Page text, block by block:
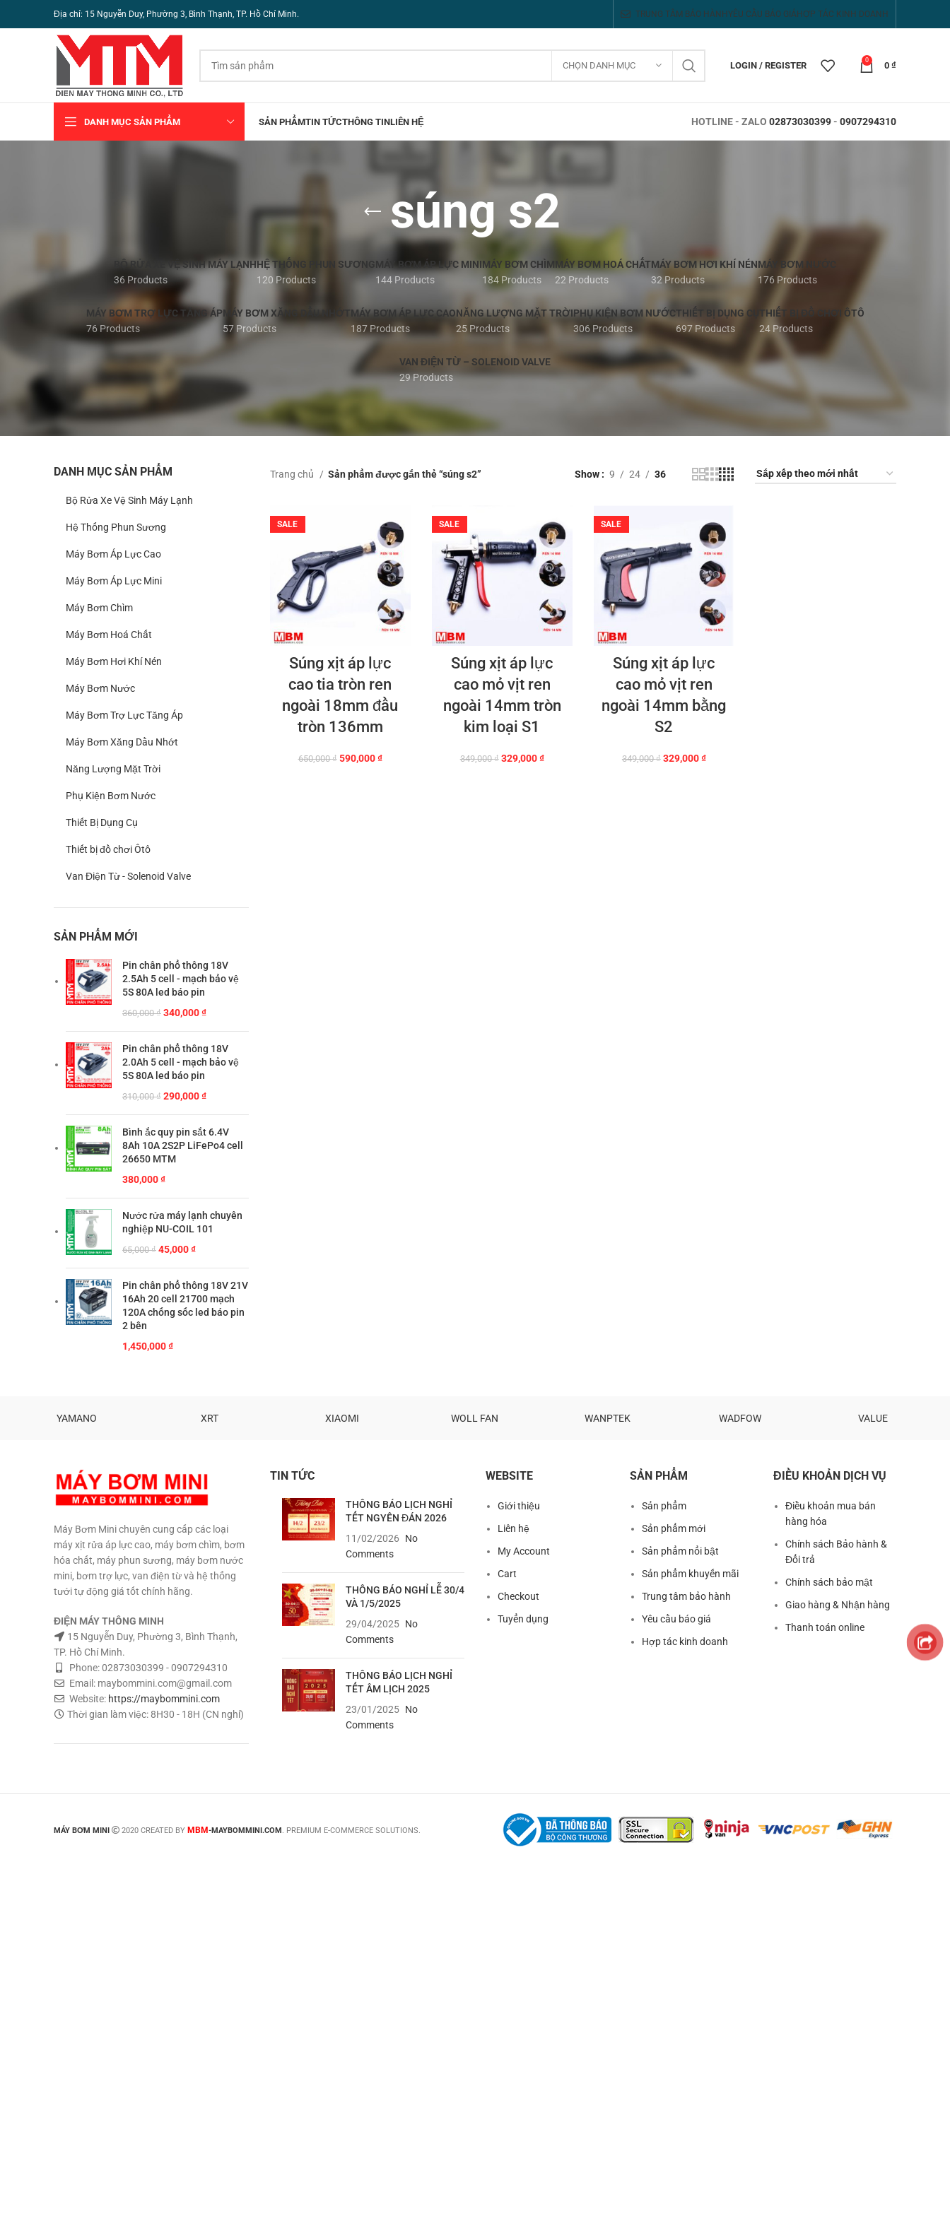
Địa chỉ: 15 Nguyễn Duy, Phường 3, Bình Thạnh, TP. Hồ Chí Minh. TRUNG TÂM BẢO HÀNH YÊU CẦU BÁO GIÁ HỢP TÁC KINH DOANH
CHỌN DANH MỤC LOGIN / REGISTER
0
0 ₫
DANH MỤC SẢN PHẨM SẢN PHẨMTIN TỨCTHÔNG TINLIÊN HỆ HOTLINE - ZALO 02873030399- 0907294310
súng s2
BỘ RỬA XE VỆ SINH MÁY LẠNH
36 Products
HỆ THỐNG PHUN SƯƠNG
120 Products
MÁY BƠM ÁP LỰC MINI
144 Products
MÁY BƠM CHÌM
184 Products
MÁY BƠM HOÁ CHẤT
22 Products
MÁY BƠM HƠI KHÍ NÉN
32 Products
MÁY BƠM NƯỚC
176 Products
MÁY BƠM TRỢ LỰC TĂNG ÁP
76 Products
MÁY BƠM XĂNG DẦU NHỚT
57 Products
MÁY BƠM ÁP LỰC CAO
187 Products
NĂNG LƯỢNG MẶT TRỜI
25 Products
PHỤ KIỆN BƠM NƯỚC
306 Products
THIẾT BỊ DỤNG CỤ
697 Products
THIẾT BỊ ĐỒ CHƠI ÔTÔ
24 Products
VAN ĐIỆN TỪ – SOLENOID VALVE
29 Products
DANH MỤC SẢN PHẨM
Bộ Rửa Xe Vệ Sinh Máy Lạnh
Hệ Thống Phun Sương
Máy Bơm Áp Lực Cao
Máy Bơm Áp Lực Mini
Máy Bơm Chìm
Máy Bơm Hoá Chất
Máy Bơm Hơi Khí Nén
Máy Bơm Nước
Máy Bơm Trợ Lực Tăng Áp
Máy Bơm Xăng Dầu Nhớt
Năng Lượng Mặt Trời
Phụ Kiện Bơm Nước
Thiết Bị Dụng Cụ
Thiết bị đồ chơi Ôtô
Van Điện Từ - Solenoid Valve
SẢN PHẨM MỚI
Pin chân phổ thông 18V
2.5Ah 5 cell - mạch bảo vệ
5S 80A led báo pin
360,000₫ Giá
là:
360,000 ₫.
340,000₫Giá
tại
là:
Pin chân phổ thông 18V
2.0Ah 5 cell - mạch bảo vệ
5S 80A led báo pin
310,000₫ Giá
310,000 ₫.
290,000₫Giá
tại
là:
Bình ắc quy pin sắt 6.4V
8Ah 10A 2S2P LiFePo4 cell
26650 MTM
380,000₫
Nước rửa máy lạnh chuyên
nghiệp NU-COIL 101
65,000₫ Giá
65,000 ₫.
45,000₫Giá
tại
là:
45,000 ₫.
Pin chân phổ thông 18V 21V
16Ah 20 cell 21700 mạch
120A chống sốc led báo pin
2 bên
1,450,000₫
Trang chủ Sản phẩm được gắn thẻ “súng s2” Show 9 24 36
SALE
Súng xịt áp lực
cao tia tròn ren
ngoài 18mm đầu
tròn 136mm
650,000₫ Giá
590,000₫Giá
SALE
Súng xịt áp lực
cao mỏ vịt ren
ngoài 14mm tròn
kim loại S1
349,000₫ Giá
329,000₫Giá
SALE
Súng xịt áp lực
cao mỏ vịt ren
ngoài 14mm bằng
S2
349,000₫ Giá
329,000₫Giá
YAMANO XRT XIAOMI WOLL FAN WANPTEK WADFOW VALUE
Máy Bơm Mini chuyên cung cấp các loại
máy xịt rửa áp lực cao, máy bơm chìm, bơm
hóa chất, máy phun sương, máy bơm nước
mini, bơm trợ lực, van điện từ và hệ thống
tưới tự động giá tốt chính hãng.
ĐIỆN MÁY THÔNG MINH
15 Nguyễn Duy, Phường 3, Bình Thạnh,
TP. Hồ Chí Minh.
Phone: 02873030399 - 0907294310
Email: maybommini.com@gmail.com
Website: https://maybommini.com
Thời gian làm việc: 8H30 - 18H (CN nghỉ)
TIN TỨC
THÔNG BÁO LỊCH NGHỈ
TẾT NGYÊN ĐÁN 2026
11/02/2026
No
Comments
THÔNG BÁO NGHỈ LỄ 30/4
VÀ 1/5/2025
29/04/2025 No
Comments
THÔNG BÁO LỊCH NGHỈ
TẾT ÂM LỊCH 2025
23/01/2025 No
Comments
WEBSITE
Giới thiệu
Liên hệ
My Account
Cart
Checkout
Tuyển dụng
SẢN PHẨM
Sản phẩm
Sản phẩm mới
Sản phẩm nổi bật
Sản phẩm khuyến mãi
Trung tâm bảo hành
Yêu cầu báo giá
Hợp tác kinh doanh
ĐIỀU KHOẢN DỊCH VỤ
Điều khoản mua bán
hàng hóa
Chính sách Bảo hành &
Đổi trả
Chính sách bảo mật
Giao hàng & Nhận hàng
Thanh toán online
MÁY BƠM MINI 2020 CREATED BY MBM-MAYBOMMINI.COM . PREMIUM E-COMMERCE SOLUTIONS.